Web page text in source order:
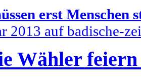
erst Menschen
2013 auf badische-
Wähler